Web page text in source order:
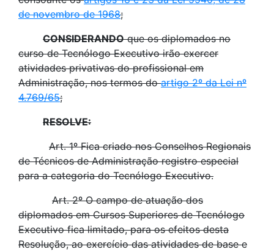
de novembro de 1968;
CONSIDERANDOque os diplomados no
curso de Tecnólogo Executivo irão exercer
atividades privativas do profissional em
Administração, nos termos doartigo 2º da Lei nº
4.769/65;
RESOLVE:
Art. 1º Fica criado nos Conselhos Regionais
de Técnicos de Administração registro especial
para a categoria do Tecnólogo Executivo.
Art. 2º O campo de atuação dos
diplomados em Cursos Superiores de Tecnólogo
Executivo fica limitado, para os efeitos desta
Resolução, ao exercício das atividades de base e